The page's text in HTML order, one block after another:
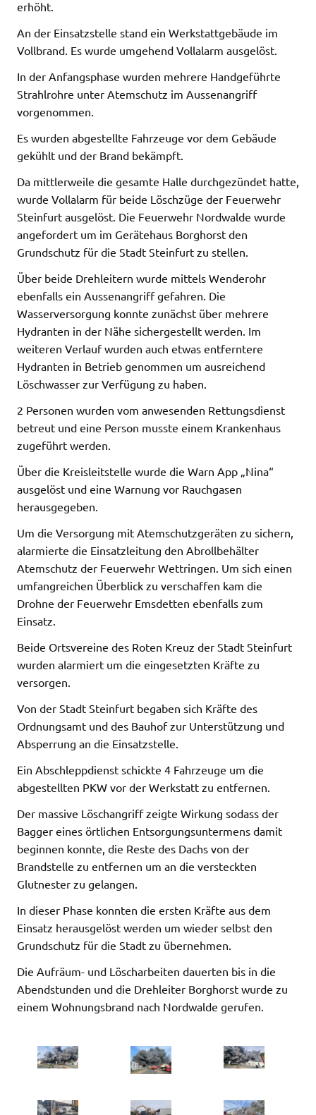
erhöht.
An der Einsatzstelle stand ein Werkstattgebäude im
Vollbrand. Es wurde umgehend Vollalarm ausgelöst.
In der Anfangsphase wurden mehrere Handgeführte
Strahlrohre unter Atemschutz im Aussenangriff
vorgenommen.
Es wurden abgestellte Fahrzeuge vor dem Gebäude
gekühlt und der Brand bekämpft.
Da mittlerweile die gesamte Halle durchgezündet hatte,
wurde Vollalarm für beide Löschzüge der Feuerwehr
Steinfurt ausgelöst. Die Feuerwehr Nordwalde wurde
angefordert um im Gerätehaus Borghorst den
Grundschutz für die Stadt Steinfurt zu stellen.
Über beide Drehleitern wurde mittels Wenderohr
ebenfalls ein Aussenangriff gefahren. Die
Wasserversorgung konnte zunächst über mehrere
Hydranten in der Nähe sichergestellt werden. Im
weiteren Verlauf wurden auch etwas entferntere
Hydranten in Betrieb genommen um ausreichend
Löschwasser zur Verfügung zu haben.
2 Personen wurden vom anwesenden Rettungsdienst
betreut und eine Person musste einem Krankenhaus
zugeführt werden.
Über die Kreisleitstelle wurde die Warn App „Nina“
ausgelöst und eine Warnung vor Rauchgasen
herausgegeben.
Um die Versorgung mit Atemschutzgeräten zu sichern,
alarmierte die Einsatzleitung den Abrollbehälter
Atemschutz der Feuerwehr Wettringen. Um sich einen
umfangreichen Überblick zu verschaffen kam die
Drohne der Feuerwehr Emsdetten ebenfalls zum
Einsatz.
Beide Ortsvereine des Roten Kreuz der Stadt Steinfurt
wurden alarmiert um die eingesetzten Kräfte zu
versorgen.
Von der Stadt Steinfurt begaben sich Kräfte des
Ordnungsamt und des Bauhof zur Unterstützung und
Absperrung an die Einsatzstelle.
Ein Abschleppdienst schickte 4 Fahrzeuge um die
abgestellten PKW vor der Werkstatt zu entfernen.
Der massive Löschangriff zeigte Wirkung sodass der
Bagger eines örtlichen Entsorgungsuntermens damit
beginnen konnte, die Reste des Dachs von der
Brandstelle zu entfernen um an die versteckten
Glutnester zu gelangen.
In dieser Phase konnten die ersten Kräfte aus dem
Einsatz herausgelöst werden um wieder selbst den
Grundschutz für die Stadt zu übernehmen.
Die Aufräum- und Löscharbeiten dauerten bis in die
Abendstunden und die Drehleiter Borghorst wurde zu
einem Wohnungsbrand nach Nordwalde gerufen.